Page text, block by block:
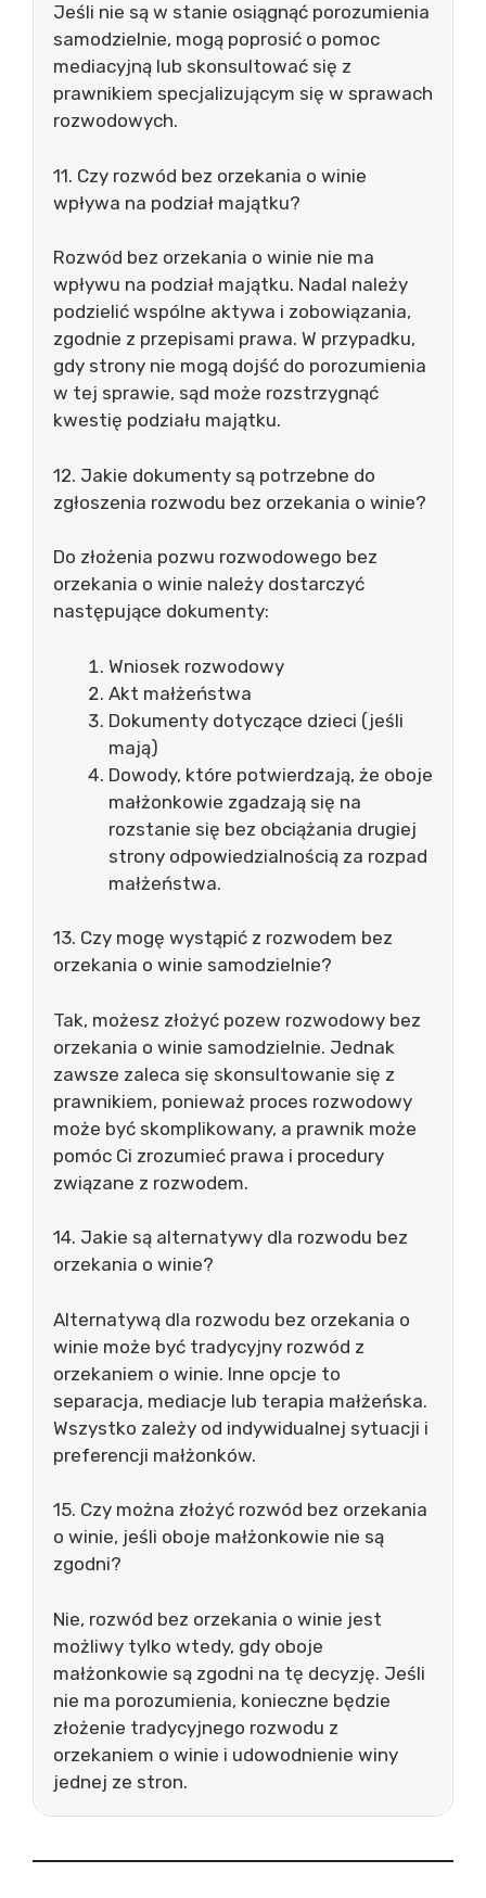
Jeśli nie są w stanie osiągnąć porozumienia
samodzielnie, mogą poprosić o pomoc
mediacyjną lub skonsultować się z
prawnikiem specjalizującym się w sprawach
rozwodowych.
11. Czy rozwód bez orzekania o winie
wpływa na podział majątku?
Rozwód bez orzekania o winie nie ma
wpływu na podział majątku. Nadal należy
podzielić wspólne aktywa i zobowiązania,
zgodnie z przepisami prawa. W przypadku,
gdy strony nie mogą dojść do porozumienia
w tej sprawie, sąd może rozstrzygnąć
kwestię podziału majątku.
12. Jakie dokumenty są potrzebne do
zgłoszenia rozwodu bez orzekania o winie?
Do złożenia pozwu rozwodowego bez
orzekania o winie należy dostarczyć
następujące dokumenty:
Wniosek rozwodowy
Akt małżeństwa
Dokumenty dotyczące dzieci (jeśli
mają)
Dowody, które potwierdzają, że oboje
małżonkowie zgadzają się na
rozstanie się bez obciążania drugiej
strony odpowiedzialnością za rozpad
małżeństwa.
13. Czy mogę wystąpić z rozwodem bez
orzekania o winie samodzielnie?
Tak, możesz złożyć pozew rozwodowy bez
orzekania o winie samodzielnie. Jednak
zawsze zaleca się skonsultowanie się z
prawnikiem, ponieważ proces rozwodowy
może być skomplikowany, a prawnik może
pomóc Ci zrozumieć prawa i procedury
związane z rozwodem.
14. Jakie są alternatywy dla rozwodu bez
orzekania o winie?
Alternatywą dla rozwodu bez orzekania o
winie może być tradycyjny rozwód z
orzekaniem o winie. Inne opcje to
separacja, mediacje lub terapia małżeńska.
Wszystko zależy od indywidualnej sytuacji i
preferencji małżonków.
15. Czy można złożyć rozwód bez orzekania
o winie, jeśli oboje małżonkowie nie są
zgodni?
Nie, rozwód bez orzekania o winie jest
możliwy tylko wtedy, gdy oboje
małżonkowie są zgodni na tę decyzję. Jeśli
nie ma porozumienia, konieczne będzie
złożenie tradycyjnego rozwodu z
orzekaniem o winie i udowodnienie winy
jednej ze stron.